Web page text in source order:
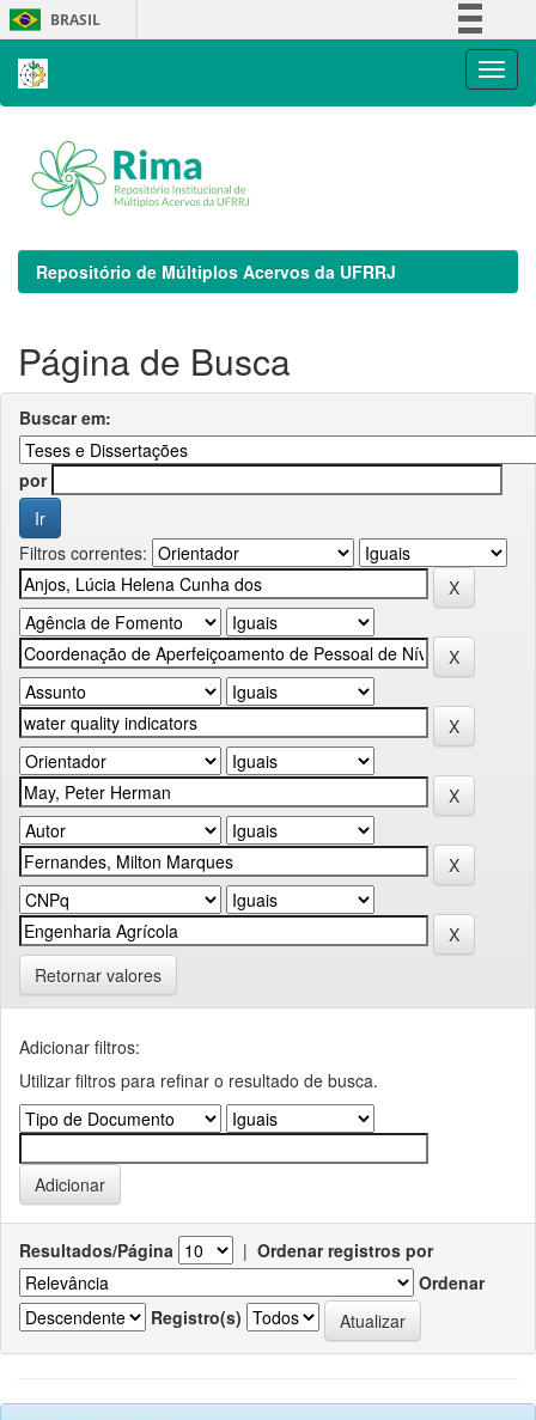
Skip
navigation
BRASIL
Repositório de Múltiplos Acervos da UFRRJ
Página de Busca
Buscar em:
por
Filtros correntes:
Retornar valores
Adicionar filtros:
Utilizar filtros para refinar o resultado de busca.
Resultados/Página | Ordenar registros por
Ordenar
Registro(s)